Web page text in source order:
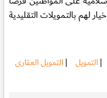
| التمويل | التمويل العقارى